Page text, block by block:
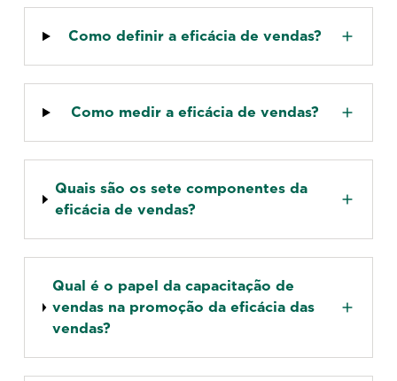
Como definir a eficácia de vendas?
Como medir a eficácia de vendas?
Quais são os sete componentes da
eficácia de vendas?
Qual é o papel da capacitação de
vendas na promoção da eficácia das
vendas?